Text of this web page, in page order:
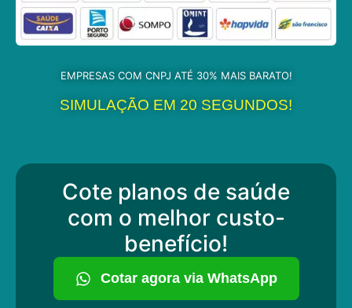
EMPRESAS COM CNPJ ATÉ 30% MAIS BARATO!
SIMULAÇÃO EM 20 SEGUNDOS!
Cote planos de saúde
com o melhor custo-
benefício!
Cotar agora via WhatsApp